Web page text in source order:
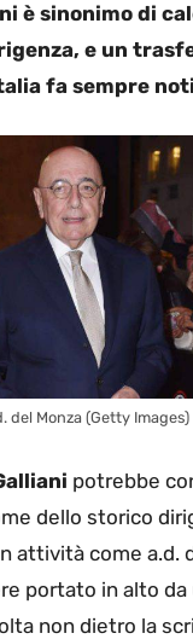
è sinonimo di
e un
fa sempre
del Monza (Getty Images)
potrebbe
dello storico
attività come a.d.
portato in alto da
non dietro la